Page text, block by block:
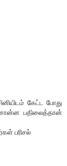
கேட்ட போது
பதிலைத்தான்
பரிசல்